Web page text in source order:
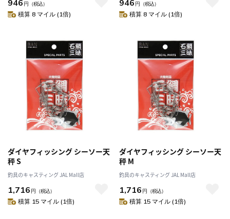
946 円 （税込）
積算 8 マイル (1倍)
946 円 （税込）
積算 8 マイル (1倍)
ダイヤフィッシング シーソー天
秤 S
釣具のキャスティング JAL Mall店
1,716 円 （税込）
積算 15 マイル (1倍)
ダイヤフィッシング シーソー天
秤 M
釣具のキャスティング JAL Mall店
1,716 円 （税込）
積算 15 マイル (1倍)